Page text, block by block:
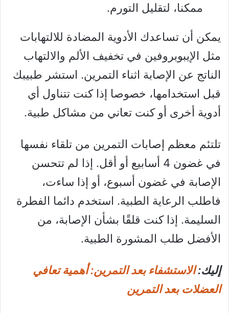
ممكنا، لتقليل التورم.
يمكن أن تساعدك الأدوية المضادة للالتهابات
مثل الإيبوبروفين في تخفيف الألم والالتهاب
الناتج عن الإصابة اثناء التمرين. استشر طبيبك
قبل استخدامها، خصوصا إذا كنت تتناول أي
أدوية أخرى أو كنت تعاني من مشاكل طبية.
تلتئم معظم إصابات التمرين من تلقاء نفسها
في غضون 4 أسابيع أو أقل. إذا لم تتحسن
الإصابة في غضون أسبوع، أو إذا ساءت،
فاطلب الرعاية الطبية. استخدم دائما الفطرة
السليمة. إذا كنت قلقًا بشأن الإصابة، من
الأفضل طلب المشورة الطبية.
إليك:الاستشفاء بعد التمرين: أهمية تعافي
العضلات بعد التمرين